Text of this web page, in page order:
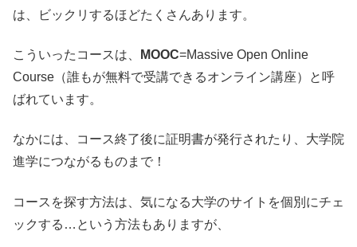
は、ビックリするほどたくさんあります。
こういったコースは、 MOOC=Massive Open Online
Course（誰もが無料で受講できるオンライン講座）と呼
ばれています。
なかには、コース終了後に証明書が発行されたり、大学院
進学につながるものまで！
コースを探す方法は、気になる大学のサイトを個別にチェ
ックする…という方法もありますが、